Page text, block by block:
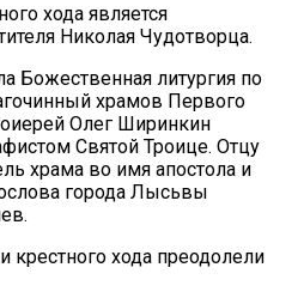
хода является
Николая Чудотворца.
Божественная литургия по
храмов Первого
Олег Ширинкин
Святой Троице. Отцу
храма во имя апостола и
города Лысьвы
крестного хода преодолели